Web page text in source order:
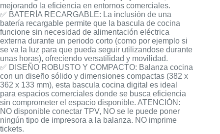
mejorando la eficiencia en entornos comerciales.
✅ BATERÍA RECARGABLE: La inclusión de una
batería recargable permite que la bascula de cocina
funcione sin necesidad de alimentación eléctrica
externa durante un periodo corto (como por ejemplo si
se va la luz para que pueda seguir utilizandose durante
unas horas), ofreciendo versatilidad y movilidad.
✅ DISEÑO ROBUSTO Y COMPACTO: Balanza cocina
con un diseño sólido y dimensiones compactas (382 x
362 x 133 mm), esta bascula cocina digital es ideal
para espacios comerciales donde se busca eficiencia
sin comprometer el espacio disponible. ATENCIÓN:
NO disponible conectar TPV, NO se le puede poner
ningún tipo de impresora a la balanza. NO imprime
tickets.